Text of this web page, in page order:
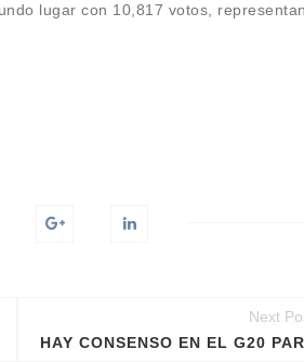
lugar con 10,817 votos,
Next